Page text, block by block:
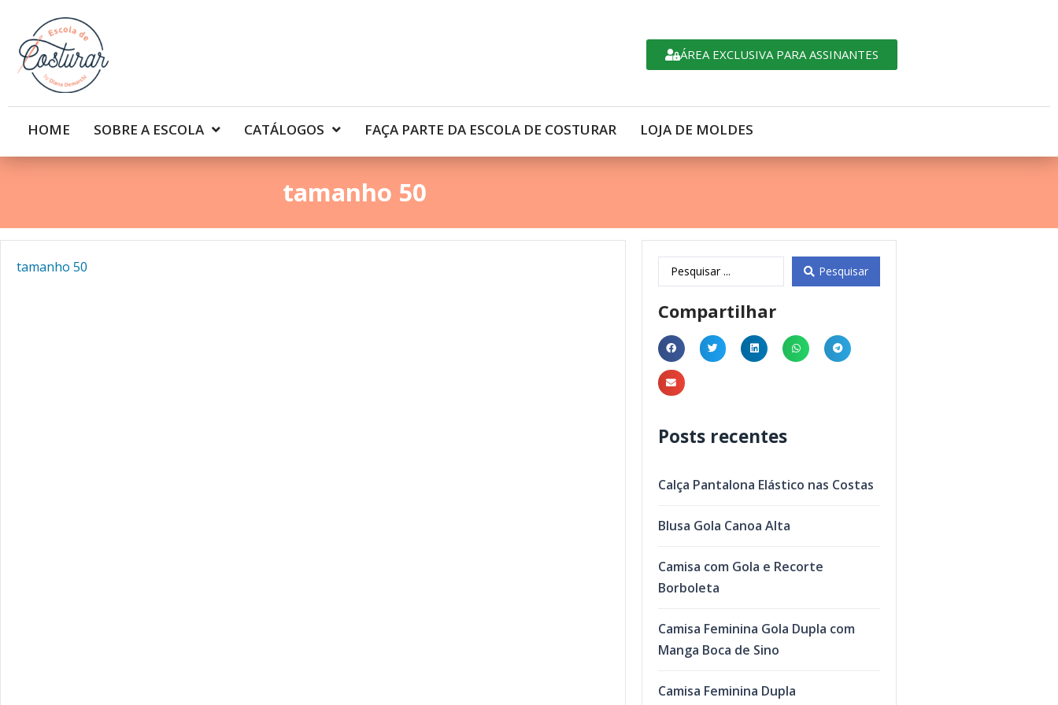
ÁREA EXCLUSIVA PARA ASSINANTES
HOME SOBRE A ESCOLA CATÁLOGOS FAÇA PARTE DA ESCOLA DE COSTURAR LOJA DE MOLDES
tamanho 50
tamanho 50 Pesquisar
Compartilhar
Posts recentes
Calça Pantalona Elástico nas Costas
Blusa Gola Canoa Alta
Camisa com Gola e Recorte
Borboleta
Camisa Feminina Gola Dupla com
Manga Boca de Sino
Camisa Feminina Dupla